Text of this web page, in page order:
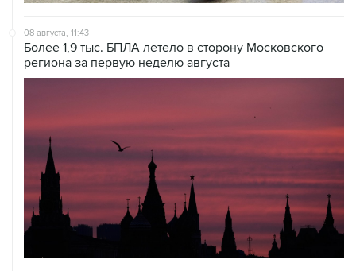
08 августа, 11:43
Более 1,9 тыс. БПЛА летело в сторону Московского
региона за первую неделю августа